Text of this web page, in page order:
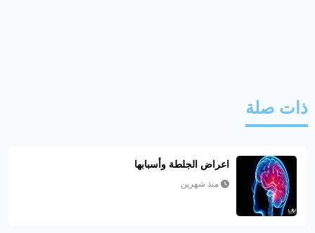
ذات صلة
اعراض الجلطة وأسبابها
منذ شهرين